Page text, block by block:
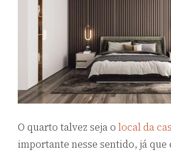
O quarto talvez seja o local da
importante nesse sentido, já que